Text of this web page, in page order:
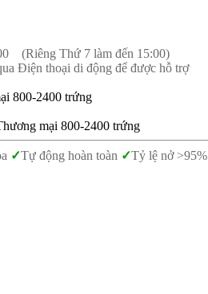
(Riêng Thứ 7 làm đến 15:00)
Điện thoại di động để được hỗ trợ
800-2400 trứng
mại 800-2400 trứng
✓Tự động hoàn toàn ✓Tỷ lệ nở >95%